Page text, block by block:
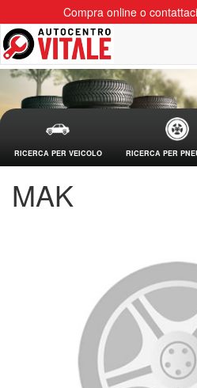
Compra online o
RICERCA PER VEICOLO RICERCA PER
MAK